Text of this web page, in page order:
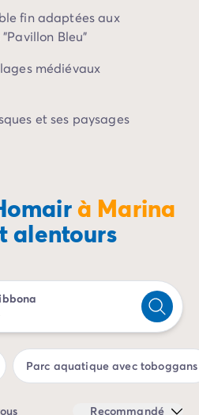
fin adaptées aux
Bleu"
médiévaux
et ses paysages
à Marina
alentours
Parc aquatique avec toboggans
Recommandé